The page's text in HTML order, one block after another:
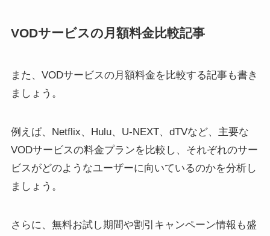
VODサービスの月額料金比較記事
また、VODサービスの月額料金を比較する記事も書き
ましょう。
例えば、Netflix、Hulu、U-NEXT、dTVなど、主要な
VODサービスの料金プランを比較し、それぞれのサー
ビスがどのようなユーザーに向いているのかを分析し
ましょう。
さらに、無料お試し期間や割引キャンペーン情報も盛